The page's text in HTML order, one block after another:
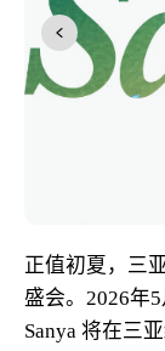
正值初夏，三
盛会。2026年
Sanya 将在三